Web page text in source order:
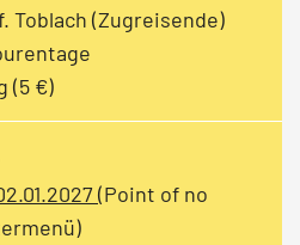
Toblach (Zugreisende)
(5 €)
(Point of no